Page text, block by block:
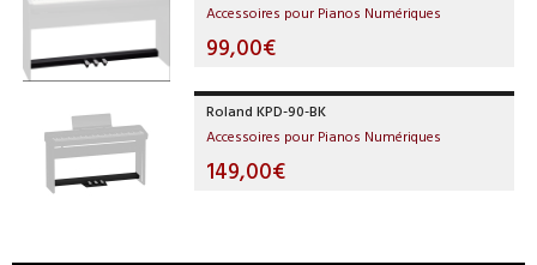
Accessoires pour Pianos Numériques
99,00€
Roland KPD-90-BK
Accessoires pour Pianos Numériques
149,00€